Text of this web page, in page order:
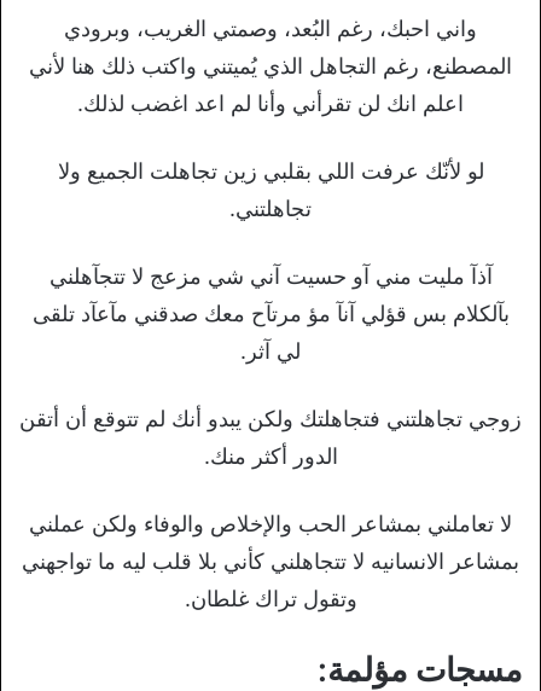
واني احبك، رغم البُعد، وصمتي الغريب، وبرودي
المصطنع، رغم التجاهل الذي يُميتني واكتب ذلك هنا لأني
اعلم انك لن تقرأني وأنا لم اعد اغضب لذلك.
لو لأنّك عرفت اللي بقلبي زين تجاهلت الجميع ولا
تجاهلتني.
آذآ مليت مني آو حسيت آني شي مزعج لا تتجآهلني
بآلكلام بس قؤلي آنآ مؤ مرتآح معك صدقني مآعآد تلقى
لي آثر.
زوجي تجاهلتني فتجاهلتك ولكن يبدو أنك لم تتوقع أن أتقن
الدور أكثر منك.
لا تعاملني بمشاعر الحب والإخلاص والوفاء ولكن عملني
بمشاعر الانسانيه لا تتجاهلني كأني بلا قلب ليه ما تواجهني
وتقول تراك غلطان.
مسجات مؤلمة: